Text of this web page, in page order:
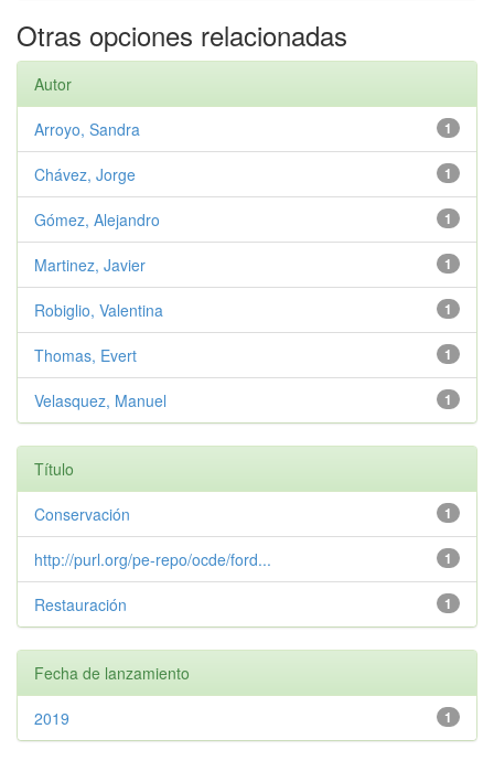
Otras opciones relacionadas
Autor
1
Arroyo, Sandra
1
Chávez, Jorge
1
Gómez, Alejandro
1
Martinez, Javier
1
Robiglio, Valentina
1
Thomas, Evert
1
Velasquez, Manuel
Título
1
Conservación
1
http://purl.org/pe-repo/ocde/ford...
1
Restauración
Fecha de lanzamiento
1
2019